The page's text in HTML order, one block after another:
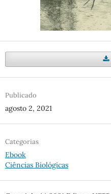
Publicado
agosto 2, 2021
Categorias
Ebook
Ciências Biológicas